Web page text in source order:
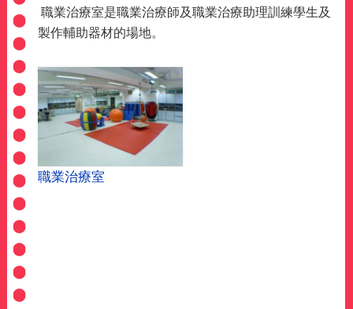
職業治療室是職業治療師及職業治療助理訓練學生及
製作輔助器材的場地。
職業治療室